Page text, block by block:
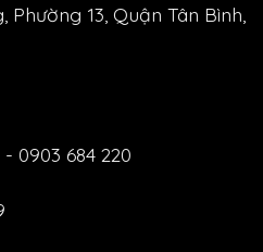
Phường 13, Quận Tân Bình,
0903 684 220